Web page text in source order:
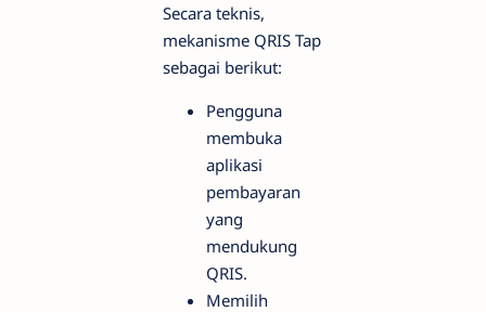
Secara teknis,
mekanisme QRIS Tap
sebagai berikut:
Pengguna
membuka
aplikasi
pembayaran
yang
mendukung
QRIS.
Memilih